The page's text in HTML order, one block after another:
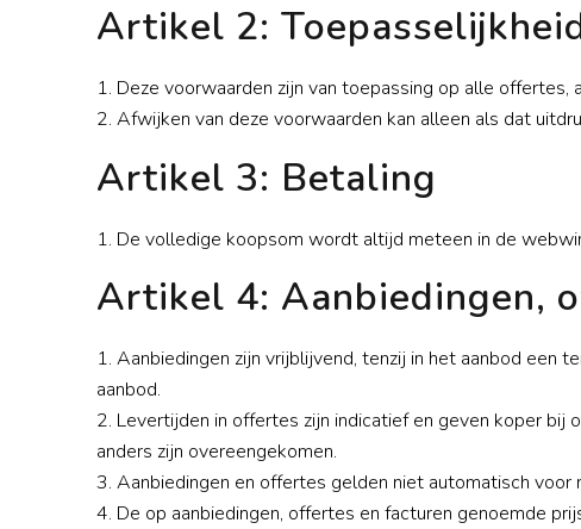
Artikel 2:
1. Deze voorwaarden zijn van toepassing op alle
2. Afwijken van deze voorwaarden kan alleen als dat
Artikel 3: Betaling
1. De volledige koopsom wordt altijd meteen in de
Artikel 4: Aanbiedingen,
1. Aanbiedingen zijn vrijblijvend, tenzij in het aanbod een
aanbod.
2. Levertijden in offertes zijn indicatief en geven koper bij
anders zijn overeengekomen.
3. Aanbiedingen en offertes gelden niet automatisch
4. De op aanbiedingen, offertes en facturen genoemde